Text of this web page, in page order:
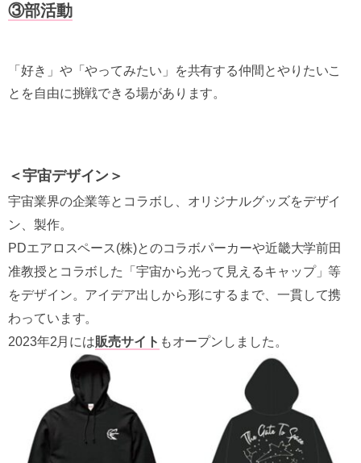
③部活動
「好き」や「やってみたい」を共有する仲間とやりたいこ
とを自由に挑戦できる場があります。
＜宇宙デザイン＞
宇宙業界の企業等とコラボし、オリジナルグッズをデザイ
ン、製作。
PDエアロスペース(株)とのコラボパーカーや近畿大学前田
准教授とコラボした「宇宙から光って見えるキャップ」等
をデザイン。アイデア出しから形にするまで、一貫して携
わっています。
2023年2月には販売サイト もオープンしました。